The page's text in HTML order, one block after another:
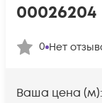
00026204
0 Нет
Ваша цена (м):